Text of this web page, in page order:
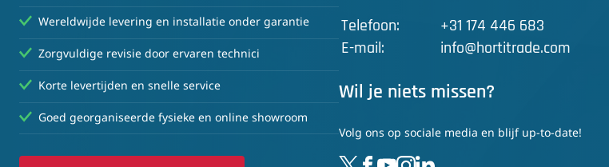
Wereldwijde levering en installatie onder garantie
Zorgvuldige revisie door ervaren technici
Korte levertijden en snelle service
Goed georganiseerde fysieke en online showroom
Telefoon:
+31 174 446 683
E-mail:
info@hortitrade.com
Wil je niets missen?
Volg ons op sociale media en blijf up-to-date!